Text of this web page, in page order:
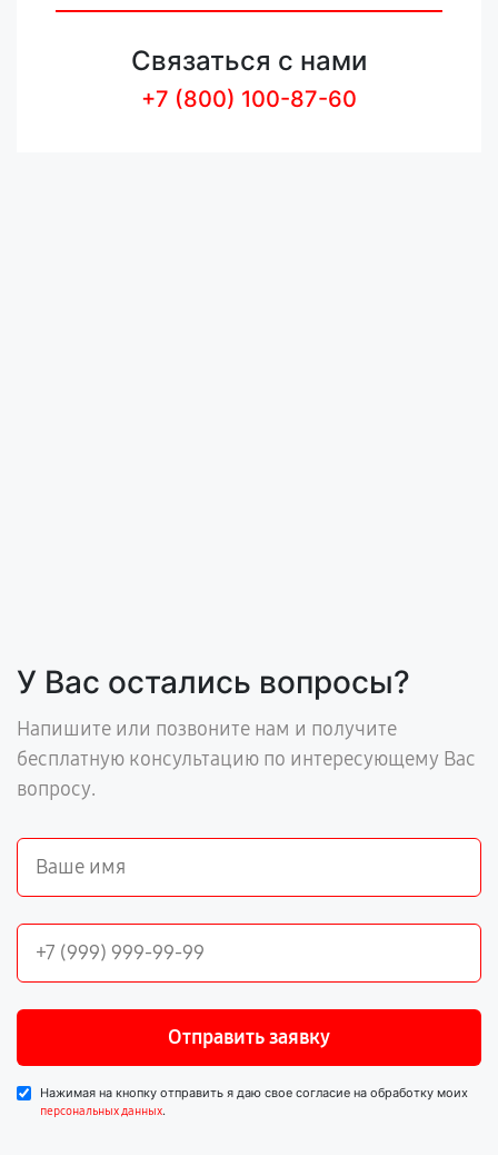
Связаться с нами
+7 (800) 100-87-60
У Вас остались вопросы?
Напишите или позвоните нам и получите
бесплатную консультацию по интересующему Вас
вопросу.
Отправить заявку
Нажимая на кнопку отправить я даю свое согласие на обработку моих
персональных данных.